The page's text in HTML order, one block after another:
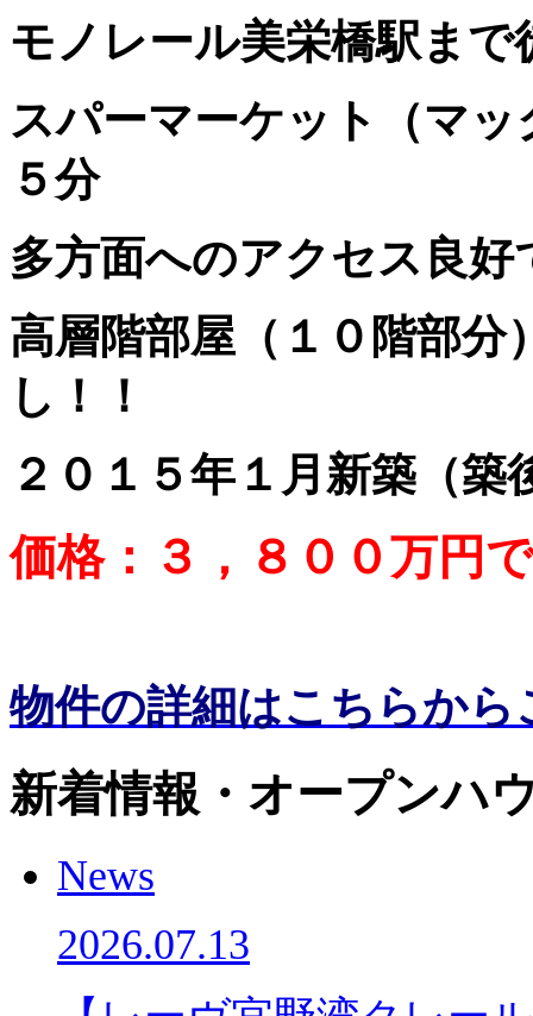
モノレール美栄橋駅まで
スパーマーケット（マ
５分
多方面へのアクセス良
高層階部屋（１０階部分
し ！！
２０１５年１月新築（築
価格：３，８００万円
物件の詳細はこちらから
新着情報・オープンハ
News
2026.07.13